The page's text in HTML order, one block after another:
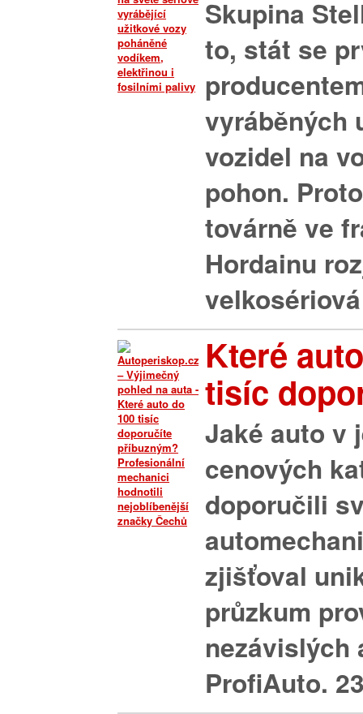
Skupina
to, stát se
vyráběných
vozidel na
pohon.
továrně ve
Hordainu
Které
tisíc
Jaké auto v
cenových
doporučili
zjišťoval
průzkum
nezávislých
ProfiAuto.